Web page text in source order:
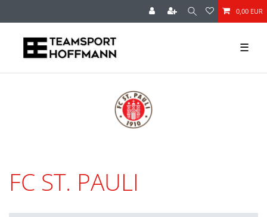
0,00 EUR
☰
FC ST. PAULI